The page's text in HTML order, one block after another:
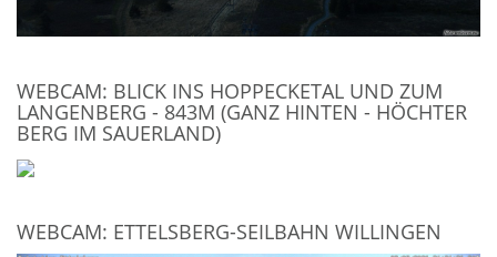
WEBCAM: BLICK INS HOPPECKETAL UND ZUM
LANGENBERG - 843M (GANZ HINTEN - HÖCHTER
BERG IM SAUERLAND)
WEBCAM: ETTELSBERG-SEILBAHN WILLINGEN